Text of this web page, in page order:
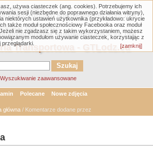
offset on null in
gtlodz.eu/public_html/member.phpon line1898
in
gtlodz.eu/public_html/member.phpon line1956
Transportowa - GTLodz.eu
Wyszukiwanie zaawansowane
Polecane Nowe zdjęcia
główna/ Komentarze dodane przez
używa ciasteczek (ang. cookies). Potrzebujemy ich
sesji (niezbędne do poprawnego działania witryny),
niektórych ustawień użytkownika (przykładowo: ukrycie
także moduł społecznościowy Facebooka oraz moduł
nie zgadzasz się z takim wykorzystaniem, możesz
modułom używanie ciasteczek, korzystając z
przeglądarki.
[zamknij]